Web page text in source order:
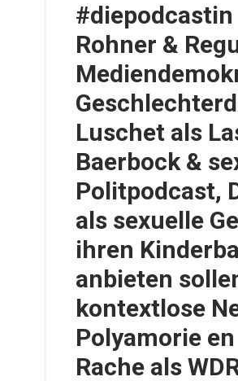
Rohner &
Luschet als
Baerbock &
Politpodcast,
als sexuelle
ihren
anbieten
kontextlose
Polyamorie
Rache als